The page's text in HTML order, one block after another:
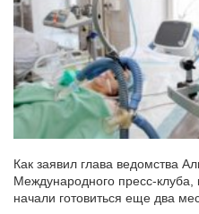
Как заявил глава ведомства
Международного пресс-клуба,
начали готовиться еще два